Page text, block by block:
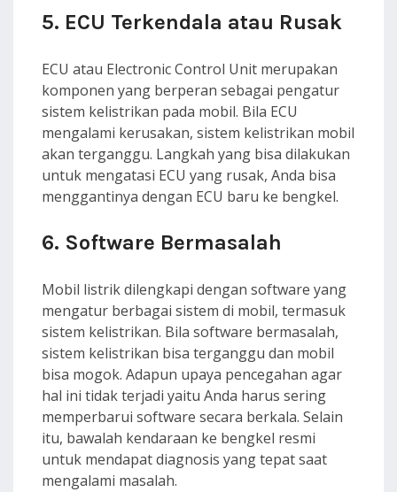
5. ECU Terkendala atau Rusak
ECU atau Electronic Control Unit merupakan
komponen yang berperan sebagai pengatur
sistem kelistrikan pada mobil. Bila ECU
mengalami kerusakan, sistem kelistrikan mobil
akan terganggu. Langkah yang bisa dilakukan
untuk mengatasi ECU yang rusak, Anda bisa
menggantinya dengan ECU baru ke bengkel.
6. Software Bermasalah
Mobil listrik dilengkapi dengan software yang
mengatur berbagai sistem di mobil, termasuk
sistem kelistrikan. Bila software bermasalah,
sistem kelistrikan bisa terganggu dan mobil
bisa mogok. Adapun upaya pencegahan agar
hal ini tidak terjadi yaitu Anda harus sering
memperbarui software secara berkala. Selain
itu, bawalah kendaraan ke bengkel resmi
untuk mendapat diagnosis yang tepat saat
mengalami masalah.